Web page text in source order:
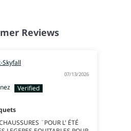
Reviews
Skyfall
07/13/2026
¨POUR L' ÉTÉ